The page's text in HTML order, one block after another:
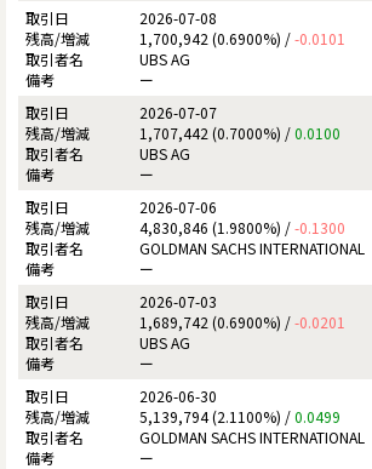
2026-07-08
1,700,942 (0.6900%) /-0.0101
UBS AG
ー
2026-07-07
1,707,442 (0.7000%) /0.0100
UBS AG
ー
2026-07-06
4,830,846 (1.9800%) /-0.1300
GOLDMAN SACHS INTERNATIONAL
ー
2026-07-03
1,689,742 (0.6900%) /-0.0201
UBS AG
ー
2026-06-30
5,139,794 (2.1100%) /0.0499
GOLDMAN SACHS INTERNATIONAL
ー